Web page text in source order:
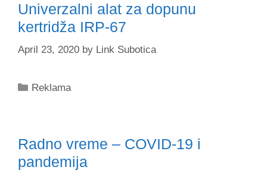
Univerzalni alat za dopunu
kertridža IRP-67
April 23, 2020 by Link Subotica
Categories
Reklama
Radno vreme – COVID-19 i
pandemija